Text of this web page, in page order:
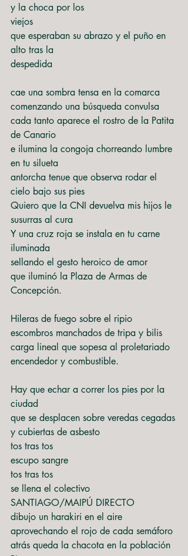
y la choca por los
viejos
que esperaban su abrazo y el puño en
alto tras la
despedida
cae una sombra tensa en la comarca
comenzando una búsqueda convulsa
cada tanto aparece el rostro de la Patita
de Canario
e ilumina la congoja chorreando lumbre
en tu silueta
antorcha tenue que observa rodar el
cielo bajo sus pies
Quiero que la CNI devuelva mis hijos le
susurras al cura
Y una cruz roja se instala en tu carne
iluminada
sellando el gesto heroico de amor
que iluminó la Plaza de Armas de
Concepción.
Hileras de fuego sobre el ripio
escombros manchados de tripa y bilis
carga lineal que sopesa al proletariado
encendedor y combustible.
Hay que echar a correr los pies por la
ciudad
que se desplacen sobre veredas cegadas
y cubiertas de asbesto
tos tras tos
escupo sangre
tos tras tos
se llena el colectivo
SANTIAGO/MAIPÚ DIRECTO
dibujo un harakiri en el aire
aprovechando el rojo de cada semáforo
atrás queda la chacota en la población